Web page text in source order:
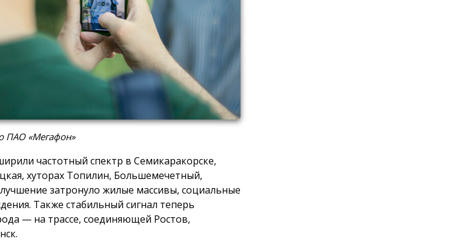
ПАО «Мегафон»
частотный спектр в Семикаракорске,
хуторах Топилин, Большемечетный,
затронуло жилые массивы, социальные
Также стабильный сигнал теперь
— на трассе, соединяющей Ростов,